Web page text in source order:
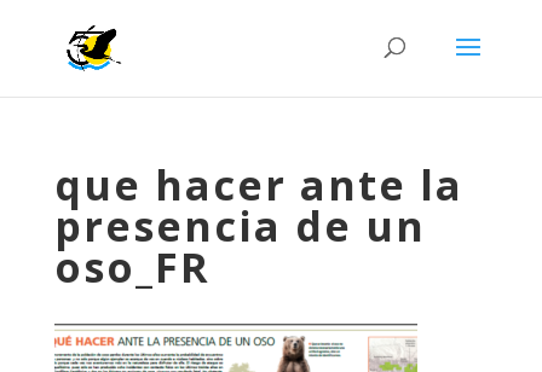
que hacer ante la
presencia de un
oso_FR